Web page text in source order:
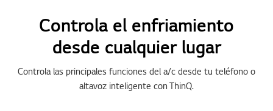
Controla el enfriamiento
desde cualquier lugar
Controla las principales funciones del a/c desde tu teléfono o
altavoz inteligente con ThinQ.